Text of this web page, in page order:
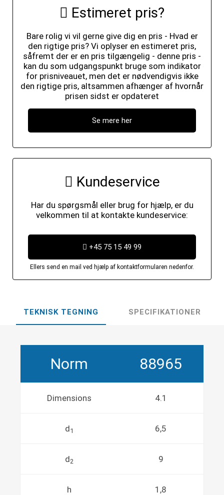
Estimeret pris?
Bare rolig vi vil gerne give dig en pris - Hvad er
den rigtige pris? Vi oplyser en estimeret pris,
såfremt der er en pris tilgængelig - denne pris -
kan du som udgangspunkt bruge som indikator
for prisniveauet, men det er nødvendigvis ikke
den rigtige pris, altsammen afhænger af hvornår
prisen sidst er opdateret
Se mere her
Kundeservice
Har du spørgsmål eller brug for hjælp, er du
velkommen til at kontakte kundeservice:
+45 75 15 49 99
Ellers send en mail ved hjælp af kontaktformularen nedenfor.
TEKNISK TEGNING SPECIFIKATIONER
Norm 88965
Dimensions 4.1
d1 6,5
d2 9
h 1,8